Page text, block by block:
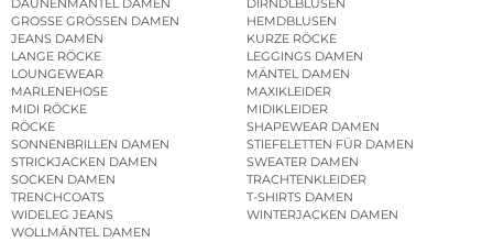
DAUNENMÄNTEL DAMEN
DIRNDLBLUSEN
GROSSE GRÖSSEN DAMEN
HEMDBLUSEN
JEANS DAMEN
KURZE RÖCKE
LANGE RÖCKE
LEGGINGS DAMEN
LOUNGEWEAR
MÄNTEL DAMEN
MARLENEHOSE
MAXIKLEIDER
MIDI RÖCKE
MIDIKLEIDER
RÖCKE
SHAPEWEAR DAMEN
SONNENBRILLEN DAMEN
STIEFELETTEN FÜR DAMEN
STRICKJACKEN DAMEN
SWEATER DAMEN
SOCKEN DAMEN
TRACHTENKLEIDER
TRENCHCOATS
T-SHIRTS DAMEN
WIDELEG JEANS
WINTERJACKEN DAMEN
WOLLMÄNTEL DAMEN